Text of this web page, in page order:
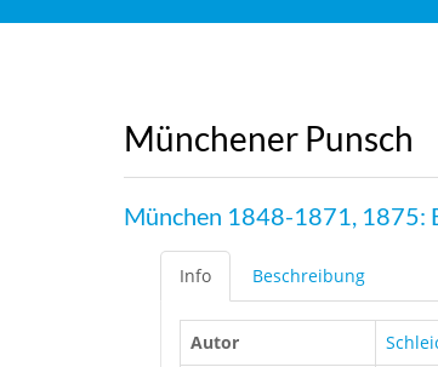
Münchener Punsch
München 1848-1871, 1875:
Info Beschreibung
Autor